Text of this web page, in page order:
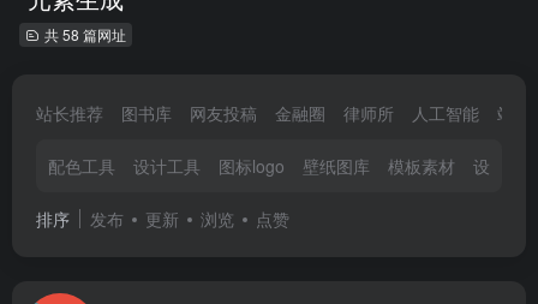
共 58 篇网址
站长推荐 图书库 网友投稿 金融圈 律师所 人工智能 站长
配色工具 设计工具 图标logo 壁纸图库 模板素材 设计教
排序 发布 更新 浏览 点赞